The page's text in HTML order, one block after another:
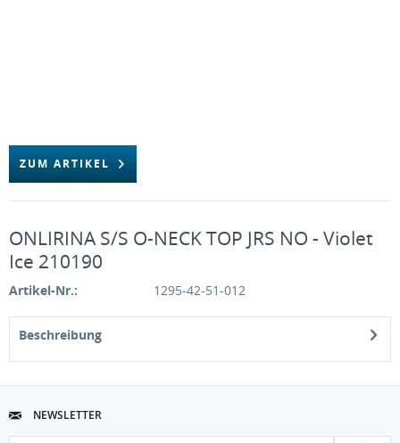
ZUM ARTIKEL
ONLIRINA S/S O-NECK TOP JRS NO - Violet
Ice 210190
Artikel-Nr.: 1295-42-51-012
Beschreibung
NEWSLETTER